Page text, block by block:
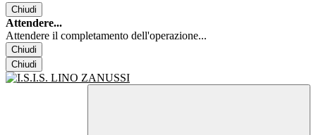
Chiudi
Attendere...
Attendere il completamento dell'operazione...
Chiudi
Chiudi